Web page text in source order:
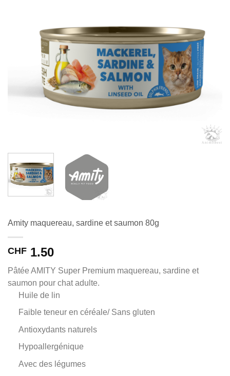
Amity maquereau, sardine et saumon 80g
CHF 1.50
Pâtée AMITY Super Premium maquereau, sardine et
saumon pour chat adulte.
Huile de lin
Faible teneur en céréale/ Sans gluten
Antioxydants naturels
Hypoallergénique
Avec des légumes